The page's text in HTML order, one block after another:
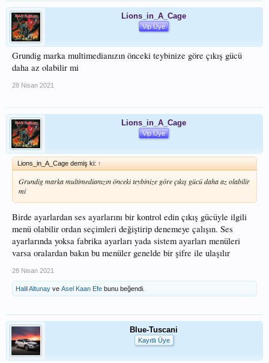
Lions_in_A_Cage
Vip Üye
Grundig marka multimedianızın önceki teybinize göre çıkış gücü
daha az olabilir mi
28 Nisan 2021
Lions_in_A_Cage
Vip Üye
Lions_in_A_Cage demiş ki: ↑
Grundig marka multimedianızın önceki teybinize göre çıkış gücü daha az olabilir
mi
Birde ayarlardan ses ayarlarını bir kontrol edin çıkış gücüyle ilgili
menü olabilir ordan seçimleri değiştirip denemeye çalışın. Ses
ayarlarında yoksa fabrika ayarları yada sistem ayarları menüleri
varsa oralardan bakın bu menüler genelde bir şifre ile ulaşılır
28 Nisan 2021
Halil Altunay ve Asel Kaan Efe bunu beğendi.
Blue-Tuscani
Kayıtlı Üye